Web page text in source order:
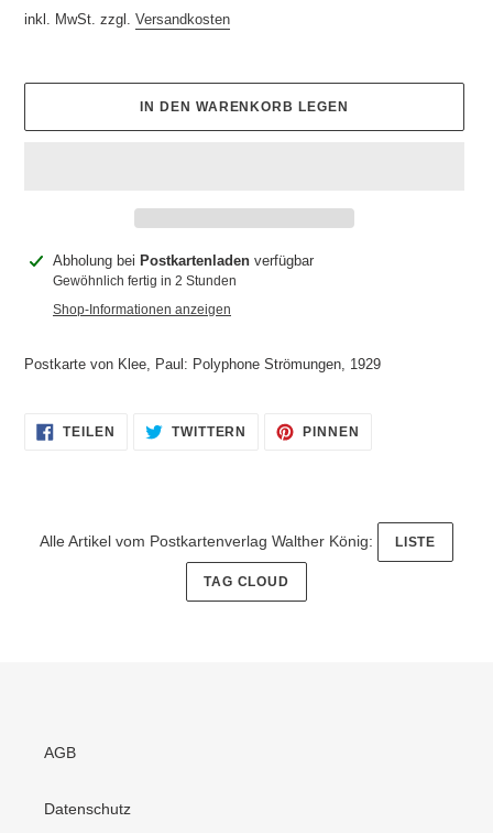
Preis
inkl. MwSt. zzgl. Versandkosten
IN DEN WARENKORB LEGEN
ProduktAbholung bei Postkartenladen verfügbar
Gewöhnlich fertig in 2 Stunden
Shop-Informationen anzeigen
Postkarte von Klee, Paul: Polyphone Strömungen, 1929
TEILEN
FACEBOOK
TWITTERN AUF
TWITTER
PINNEN
Alle Artikel vom Postkartenverlag Walther König: LISTE
TAG CLOUD
AGB
Datenschutz